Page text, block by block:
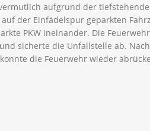
aufgrund der
der Einfädelspur geparkten
PKW ineinander. Die
sicherte die Unfallstelle ab.
die Feuerwehr wieder